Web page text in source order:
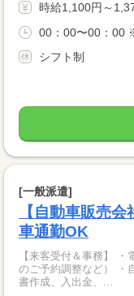
時給1,100円～
00：00〜00：00
シフト制
[一般派遣]
【自動車販売
車通勤OK
【来客受付＆事務】
のご予約調整など） ・
書作成、入出金、...